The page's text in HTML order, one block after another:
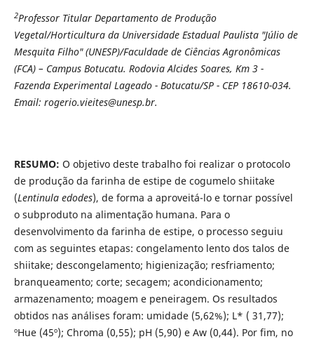
2Professor Titular Departamento de Produção
Vegetal/Horticultura da Universidade Estadual Paulista "Júlio de
Mesquita Filho" (UNESP)/Faculdade de Ciências Agronômicas
(FCA) – Campus Botucatu. Rodovia Alcides Soares, Km 3 -
Fazenda Experimental Lageado - Botucatu/SP - CEP 18610-034.
Email: rogerio.vieites@unesp.br.
RESUMO: O objetivo deste trabalho foi realizar o protocolo
de produção da farinha de estipe de cogumelo shiitake
(Lentinula edodes), de forma a aproveitá-lo e tornar possível
o subproduto na alimentação humana. Para o
desenvolvimento da farinha de estipe, o processo seguiu
com as seguintes etapas: congelamento lento dos talos de
shiitake; descongelamento; higienização; resfriamento;
branqueamento; corte; secagem; acondicionamento;
armazenamento; moagem e peneiragem. Os resultados
obtidos nas análises foram: umidade (5,62%); L* ( 31,77);
ºHue (45º); Chroma (0,55); pH (5,90) e Aw (0,44). Por fim, no